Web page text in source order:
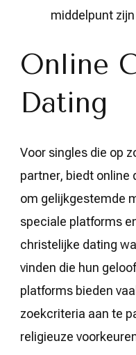
middelpunt
Online
Dating
Voor singles die op
partner, biedt online
om gelijkgestemde
speciale platforms
christelijke dating
vinden die hun
platforms bieden
zoekcriteria aan te
religieuze